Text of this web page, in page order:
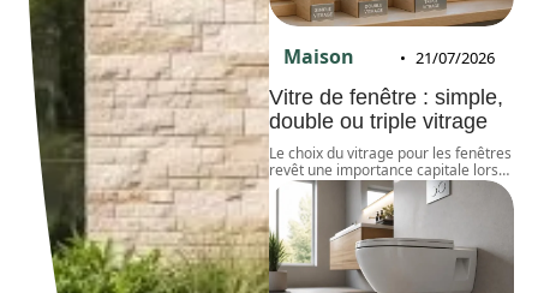
Maison 21/07/2026
Vitre de fenêtre : simple,
double ou triple vitrage
Le choix du vitrage pour les fenêtres
revêt une importance capitale lors…